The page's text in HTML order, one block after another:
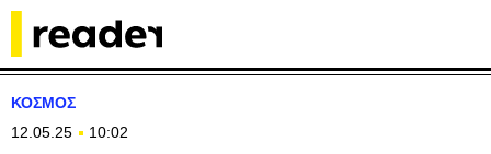
ΚΟΣΜΟΣ
12.05.25
10:02